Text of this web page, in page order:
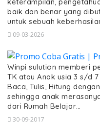
baik dan benar yang
untuk sebuah
09-03-2026
Winpi sulution memberi
TK atau Anak usia 3 s/d
Baca, Tulis, Hitung
sehingga anak
dari Rumah Belajar…
30-09-2017